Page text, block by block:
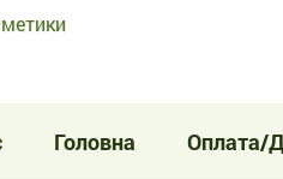
Головна Оплата/